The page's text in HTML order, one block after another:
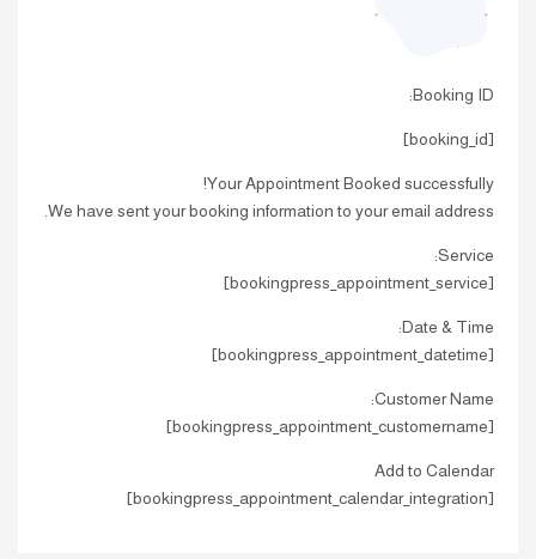
Booking ID:
[booking_id]
Your Appointment Booked successfully!
We have sent your booking information to your email address.
Service:
[bookingpress_appointment_service]
Date & Time:
[bookingpress_appointment_datetime]
Customer Name:
[bookingpress_appointment_customername]
Add to Calendar
[bookingpress_appointment_calendar_integration]